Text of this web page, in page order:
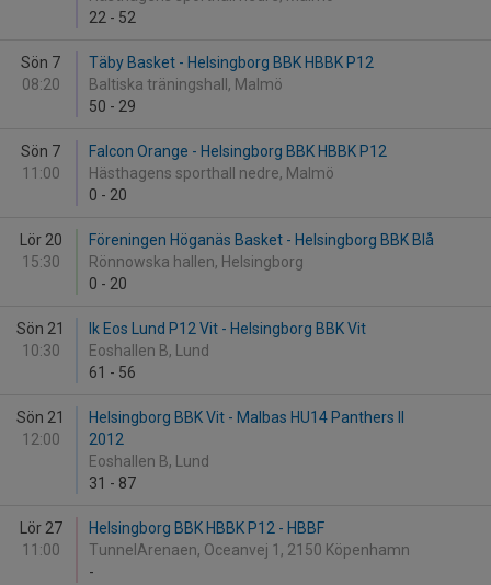
22 - 52
Sön 7
08:20
Täby Basket - Helsingborg BBK HBBK P12
Baltiska träningshall, Malmö
50 - 29
Sön 7
11:00
Falcon Orange - Helsingborg BBK HBBK P12
Hästhagens sporthall nedre, Malmö
0 - 20
Lör 20
15:30
Föreningen Höganäs Basket - Helsingborg BBK Blå
Rönnowska hallen, Helsingborg
0 - 20
Sön 21
10:30
Ik Eos Lund P12 Vit - Helsingborg BBK Vit
Eoshallen B, Lund
61 - 56
Sön 21
12:00
Helsingborg BBK Vit - Malbas HU14 Panthers II
2012
Eoshallen B, Lund
31 - 87
Lör 27
11:00
Helsingborg BBK HBBK P12 - HBBF
TunnelArenaen, Oceanvej 1, 2150 Köpenhamn
-